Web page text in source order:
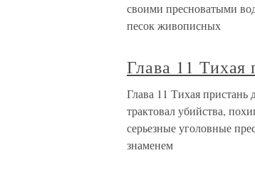
своими пресноватыми
песок живописных
Глава 11
Глава 11 Тихая
трактовал убийства,
серьезные уголовные
знаменем